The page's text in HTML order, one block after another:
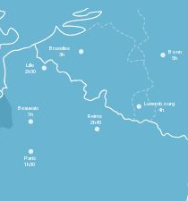
Paris
1h30
Beauvais
1h
Reims
2h45
Lille
2h30
Bruxelles
3h
Bonn
5h
Luxembourg
4h